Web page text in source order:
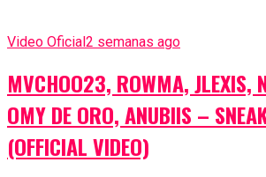
Video Oficial2 semanas ago
MVCHOO23, ROWMA, JLEXIS,
OMY DE ORO, ANUBIIS –
(OFFICIAL VIDEO)